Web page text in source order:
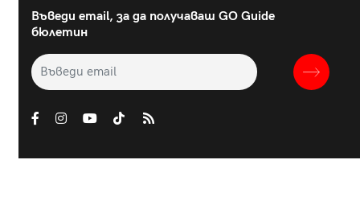
Въведи email, за да получаваш GO Guide
бюлетин